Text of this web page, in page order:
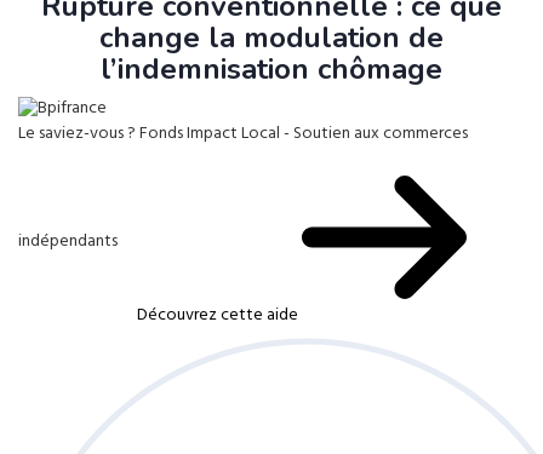
change la modulation de
l’indemnisation chômage
Le saviez-vous ?Fonds Impact Local - Soutien aux commerces
indépendants
Découvrez cette aide